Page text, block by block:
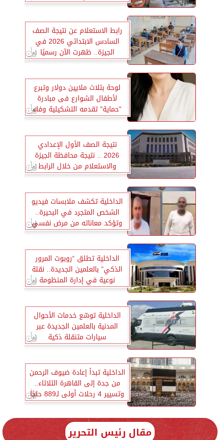
رابط الاستعلام عن نتيجة الصف
السادس الابتدائي 2026 في
الجيزة.. ظهرت الآن رسميًا
لوحة بثلاث ملايين دولار وتبرع
لأطفال الشوارع فى مبادرة
"حماية" تقدمه التشكيلية وفاء
ياديس
نتيجة الصف الأول الإعدادي
2026 .. نتيجة محافظة الجيزة
والاستعلام من خلال الرابط
الداخلية تكشف ملابسات فيديو
الشخص المتجرد في البحيرة..
وتؤكد معاناته من مرض نفسي
الداخلية تطلق “روبوت المرور
الذكي” بالعلمين الجديدة.. نقلة
نوعية في إدارة المنظومة
المرورية بالذكاء الاصطناعي
الداخلية توسّع خدمات الأحوال
المدنية بالعلمين الجديدة عبر
سيارات متنقلة ذكية
الداخلية تبدأ إعادة ضيوف الرحمن
من جدة إلى القاهرة الثلاثاء..
وتسيير 4 رحلات أولى لـ889 حاجًا
مقال رئيس التحرير